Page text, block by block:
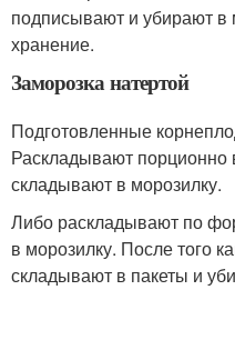
подписывают и убирают в
хранение.
Заморозка натертой
Подготовленные
Раскладывают порционно
складывают в морозилку.
Либо раскладывают по
в морозилку. После того
складывают в пакеты и